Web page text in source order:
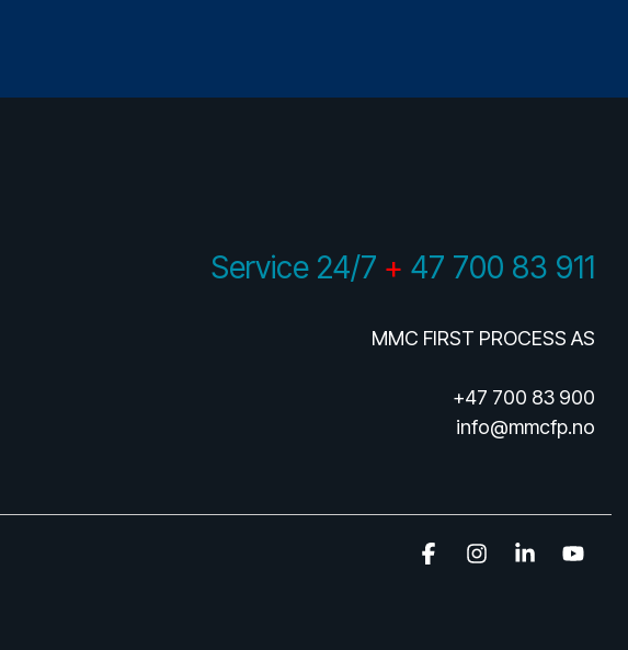
Service 24/7 + 47 700 83 911
MMC FIRST PROCESS AS
+47 700 83 900
info@mmcfp.no
FacebookInstagramLinkedin